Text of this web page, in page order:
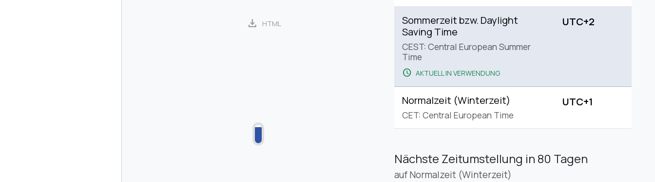
download HTML
Sommerzeit bzw. Daylight
Saving Time
CEST: Central European Summer
Time
schedule AKTUELL IN VERWENDUNG
UTC+2
Normalzeit (Winterzeit)
CET: Central European Time
UTC+1
Nächste Zeitumstellung in 80 Tagen
auf Normalzeit (Winterzeit)